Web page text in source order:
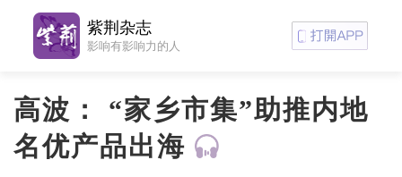
高波： “家乡市集”助推内地
名优产品出海
紫荆杂志
影响有影响力的人